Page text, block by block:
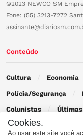
©2023 NEWCO SM
Fone: (55) 3213-7272
Conteúdo
Cultura Economia
Polícia/Segurança
Colunistas
Cookies.
Ao usar este site você